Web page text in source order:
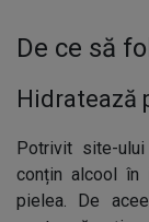
De ce să
Hidratează
Potrivit site-ului
conțin alcool în
pielea. De